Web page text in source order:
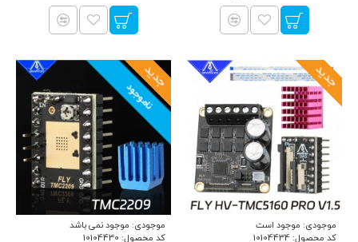
جدید
موجودی: موجود است
کد محصول:10104434
جدید
ناموجود
موجودی: موجود نمی باشد
کد محصول: 10104430